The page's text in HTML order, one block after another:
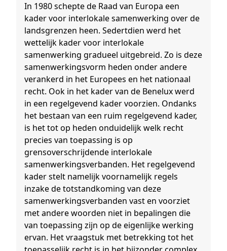
In 1980 schepte de Raad van Europa een
kader voor interlokale samenwerking over de
landsgrenzen heen. Sedertdien werd het
wettelijk kader voor interlokale
samenwerking gradueel uitgebreid. Zo is deze
samenwerkingsvorm heden onder andere
verankerd in het Europees en het nationaal
recht. Ook in het kader van de Benelux werd
in een regelgevend kader voorzien. Ondanks
het bestaan van een ruim regelgevend kader,
is het tot op heden onduidelijk welk recht
precies van toepassing is op
grensoverschrijdende interlokale
samenwerkingsverbanden. Het regelgevend
kader stelt namelijk voornamelijk regels
inzake de totstandkoming van deze
samenwerkingsverbanden vast en voorziet
met andere woorden niet in bepalingen die
van toepassing zijn op de eigenlijke werking
ervan. Het vraagstuk met betrekking tot het